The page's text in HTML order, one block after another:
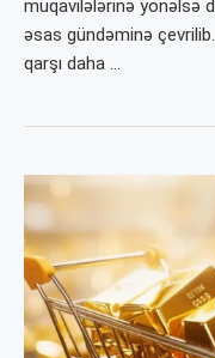
müqavilələrinə yönəlsə
əsas gündəminə
qarşı daha …